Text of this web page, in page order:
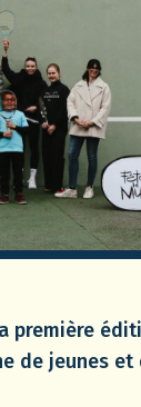
de jeunes